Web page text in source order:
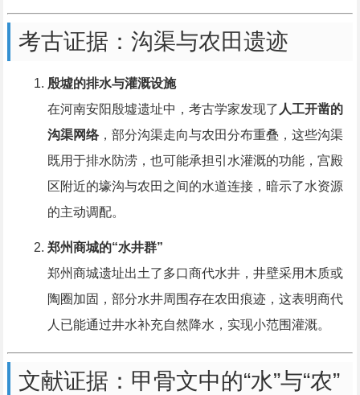
考古证据：沟渠与农田遗迹
殷墟的排水与灌溉设施
在河南安阳殷墟遗址中，考古学家发现了 人工开凿的
沟渠网络，部分沟渠走向与农田分布重叠，这些沟渠
既用于排水防涝，也可能承担引水灌溉的功能，宫殿
区附近的壕沟与农田之间的水道连接，暗示了水资源
的主动调配。
郑州商城的“水井群”
郑州商城遗址出土了多口商代水井，井壁采用木质或
陶圈加固，部分水井周围存在农田痕迹，这表明商代
人已能通过井水补充自然降水，实现小范围灌溉。
文献证据：甲骨文中的“水”与“农”